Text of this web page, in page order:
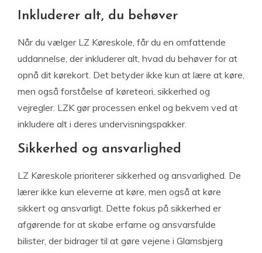
Inkluderer alt, du behøver
Når du vælger LZ Køreskole, får du en omfattende
uddannelse, der inkluderer alt, hvad du behøver for at
opnå dit kørekort. Det betyder ikke kun at lære at køre,
men også forståelse af køreteori, sikkerhed og
vejregler. LZK gør processen enkel og bekvem ved at
inkludere alt i deres undervisningspakker.
Sikkerhed og ansvarlighed
LZ Køreskole prioriterer sikkerhed og ansvarlighed. De
lærer ikke kun eleverne at køre, men også at køre
sikkert og ansvarligt. Dette fokus på sikkerhed er
afgørende for at skabe erfarne og ansvarsfulde
bilister, der bidrager til at gøre vejene i Glamsbjerg